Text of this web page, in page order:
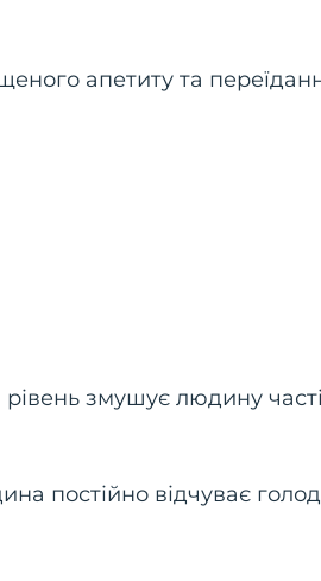
апетиту та
рівень змушує людину
постійно відчуває